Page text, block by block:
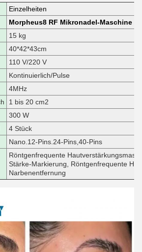
Einzelheiten
Morpheus8 RF Mikronadel-Maschine
15 kg
40*42*43cm
110 V/220 V
Kontinuierlich/Pulse
4MHz
1 bis 20 cm2
300 W
4 Stück
Nano.12-Pins.24-Pins,40-Pins
Röntgenfrequente
Stärke-Markierung, Röntgenfrequente
Narbenentfernung